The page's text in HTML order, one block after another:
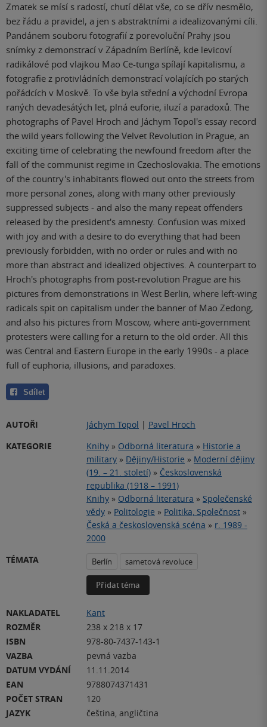
Zmatek se mísí s radostí, chutí dělat vše, co se dřív nesmělo,
bez řádu a pravidel, a jen s abstraktními a idealizovanými cíli.
Pandánem souboru fotografií z porevoluční Prahy jsou
snímky z demonstrací v Západním Berlíně, kde levicoví
radikálové pod vlajkou Mao Ce-tunga spílají kapitalismu, a
fotografie z protivládních demonstrací volajících po starých
pořádcích v Moskvě. To vše byla střední a východní Evropa
raných devadesátých let, plná euforie, iluzí a paradoxů. The
photographs of Pavel Hroch and Jáchym Topol's essay record
the wild years following the Velvet Revolution in Prague, an
exciting time of celebrating the newfound freedom after the
fall of the communist regime in Czechoslovakia. The emotions
of the country's inhabitants flowed out onto the streets from
more personal zones, along with many other previously
suppressed subjects - and also the many repeat offenders
released by the president's amnesty. Confusion was mixed
with joy and with a desire to do everything that had been
previously forbidden, with no order or rules and with no
more than abstract and idealized objectives. A counterpart to
Hroch's photographs from post-revolution Prague are his
pictures from demonstrations in West Berlin, where left-wing
radicals spit on capitalism under the banner of Mao Zedong,
and also his pictures from Moscow, where anti-government
protesters were calling for a return to the old order. All this
was Central and Eastern Europe in the early 1990s - a place
full of euphoria, illusions, and paradoxes.
Sdílet
AUTOŘI Jáchym Topol | Pavel Hroch
KATEGORIE
Knihy » Odborná literatura » Historie a
military » Dějiny/Historie » Moderní dějiny
(19. – 21. století) » Československá
republika (1918 – 1991)
Knihy » Odborná literatura » Společenské
vědy » Politologie » Politika, Společnost »
Česká a československá scéna » r. 1989 -
2000
TÉMATA
Berlín sametová revoluce
Přidat téma
NAKLADATEL
Kant
ROZMĚR
238 x 218 x 17
ISBN
978-80-7437-143-1
VAZBA
pevná vazba
DATUM VYDÁNÍ
11.11.2014
EAN
9788074371431
POČET STRAN
120
JAZYK
čeština, angličtina